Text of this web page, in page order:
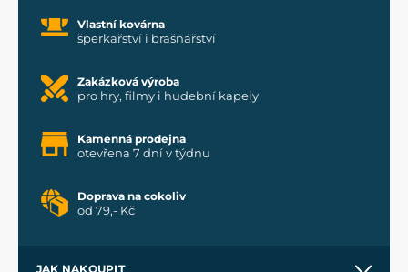
Vlastní kovárna
šperkařství i brašnářství
Zakázková výroba
pro hry, filmy i hudební kapely
Kamenná prodejna
otevřena 7 dní v týdnu
Doprava na cokoliv
od 79,- Kč
JAK NAKOUPIT